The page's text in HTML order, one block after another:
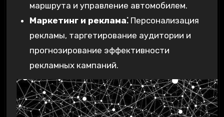
маршрута и управление автомобилем.
Маркетинг и реклама⁚Персонализация
рекламы, таргетирование аудитории и
прогнозирование эффективности
рекламных кампаний.